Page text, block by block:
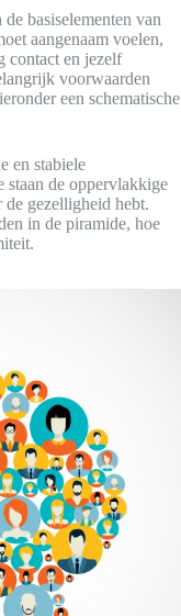
basiselementen van
aangenaam voelen,
contact en jezelf
voorwaarden
een schematische
en stabiele
staan de oppervlakkige
gezelligheid hebt.
in de piramide, hoe